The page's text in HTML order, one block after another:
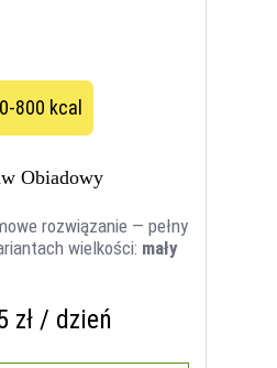
800 kcal
Obiadowy
rozwiązanie — pełny
wielkości: mały
zł / dzień